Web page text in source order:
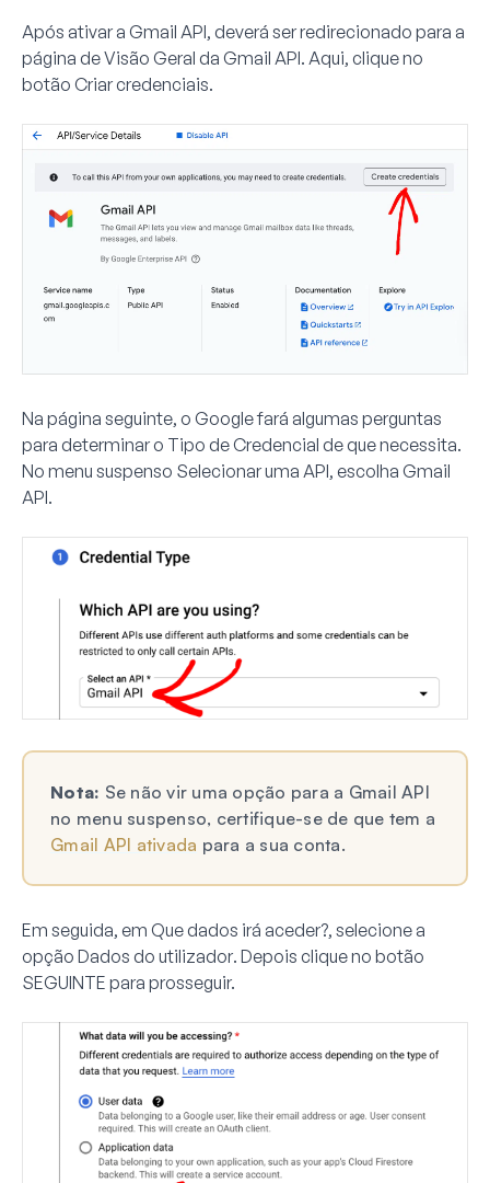
Após ativar a Gmail API, deverá ser redirecionado para a
página de Visão Geral da Gmail API. Aqui, clique no
botão Criar credenciais.
Na página seguinte, o Google fará algumas perguntas
para determinar o Tipo de Credencial de que necessita.
No menu suspenso Selecionar uma API, escolha Gmail
API.
Nota: Se não vir uma opção para a Gmail API
no menu suspenso, certifique-se de que tem a
Gmail API ativada para a sua conta.
Em seguida, em Que dados irá aceder?, selecione a
opção Dados do utilizador. Depois clique no botão
SEGUINTE para prosseguir.